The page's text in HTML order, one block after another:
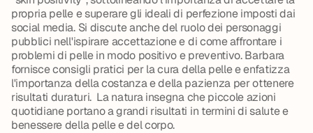
propria pelle e superare gli ideali di perfezione imposti dai
social media. Si discute anche del ruolo dei personaggi
pubblici nell'ispirare accettazione e di come affrontare i
problemi di pelle in modo positivo e preventivo. Barbara
fornisce consigli pratici per la cura della pelle e enfatizza
l'importanza della costanza e della pazienza per ottenere
risultati duraturi.  La natura insegna che piccole azioni
quotidiane portano a grandi risultati in termini di salute e
benessere della pelle e del corpo.